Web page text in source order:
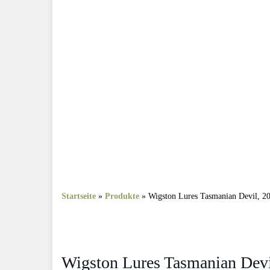
Startseite » Produkte » Wigston Lures ‎Tasmanian Devil,
Wigston Lures ‎Tasmanian